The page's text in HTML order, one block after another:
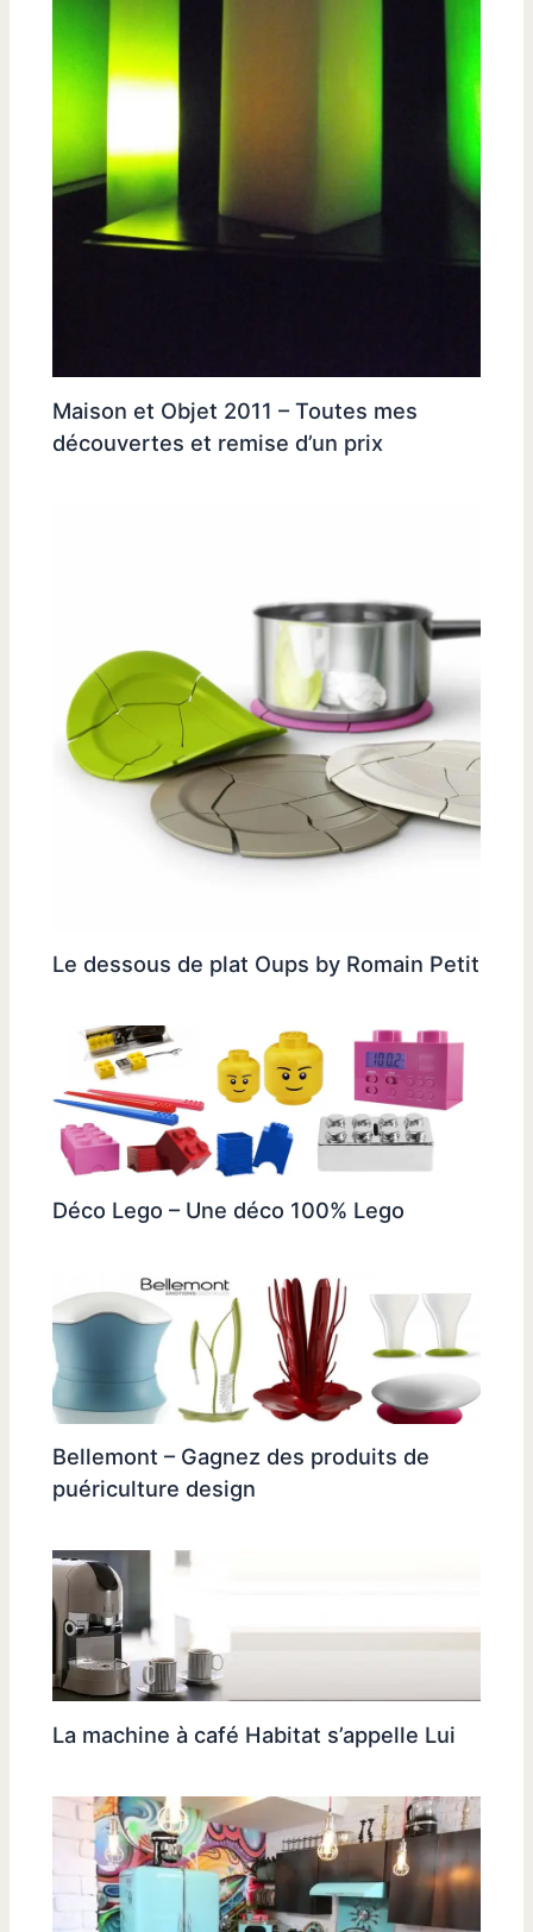
Maison et Objet 2011 – Toutes mes
découvertes et remise d’un prix
Le dessous de plat Oups by Romain Petit
Déco Lego – Une déco 100% Lego
Bellemont – Gagnez des produits de
puériculture design
La machine à café Habitat s’appelle Lui